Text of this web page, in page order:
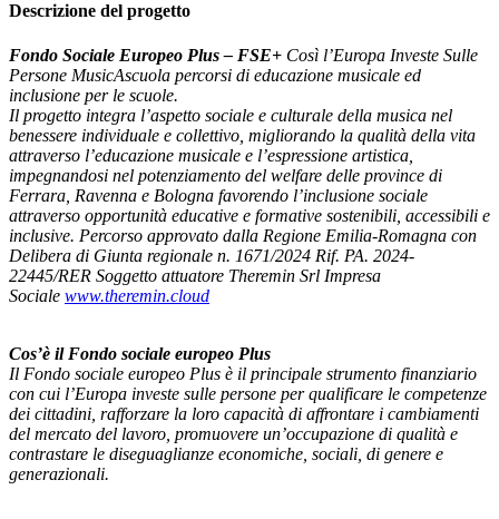
Descrizione del progetto
Fondo Sociale Europeo Plus – FSE+ Così l’Europa Investe Sulle
Persone MusicAscuola percorsi di educazione musicale ed
inclusione per le scuole.
Il progetto integra l’aspetto sociale e culturale della musica nel
benessere individuale e collettivo, migliorando la qualità della vita
attraverso l’educazione musicale e l’espressione artistica,
impegnandosi nel potenziamento del welfare delle province di
Ferrara, Ravenna e Bologna favorendo l’inclusione sociale
attraverso opportunità educative e formative sostenibili, accessibili e
inclusive. Percorso approvato dalla Regione Emilia-Romagna con
Delibera di Giunta regionale n. 1671/2024 Rif. PA. 2024-
22445/RER Soggetto attuatore Theremin Srl Impresa
Sociale www.theremin.cloud
Cos’è il Fondo sociale europeo Plus
Il Fondo sociale europeo Plus è il principale strumento finanziario
con cui l’Europa investe sulle persone per qualificare le competenze
dei cittadini, rafforzare la loro capacità di affrontare i cambiamenti
del mercato del lavoro, promuovere un’occupazione di qualità e
contrastare le diseguaglianze economiche, sociali, di genere e
generazionali.